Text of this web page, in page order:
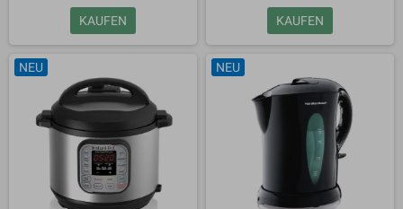
KAUFEN KAUFEN
NEU NEU